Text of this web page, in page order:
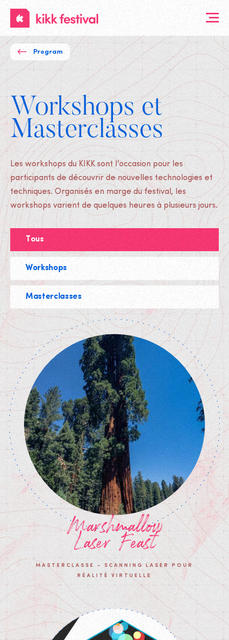
KIKK
Festival
Program
Workshops et
Masterclasses
Les workshops du KIKK sont l'occasion pour les
participants de découvrir de nouvelles technologies et
techniques. Organisés en marge du festival, les
workshops varient de quelques heures à plusieurs jours.
Tous
Workshops
Masterclasses
Marshmallow
Laser Feast
MASTERCLASSE - SCANNING LASER POUR
RÉALITÉ VIRTUELLE